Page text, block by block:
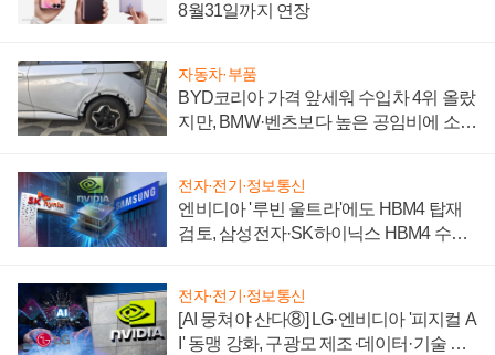
8월31일까지 연장
자동차·부품
BYD코리아 가격 앞세워 수입차 4위 올랐
지만, BMW·벤츠보다 높은 공임비에 소비
전자·전기·정보통신
엔비디아 '루빈 울트라'에도 HBM4 탑재
검토, 삼성전자·SK하이닉스 HBM4 수율
전자·전기·정보통신
[AI 뭉쳐야 산다⑧] LG·엔비디아 '피지컬 A
I' 동맹 강화, 구광모 제조·데이터·기술 결